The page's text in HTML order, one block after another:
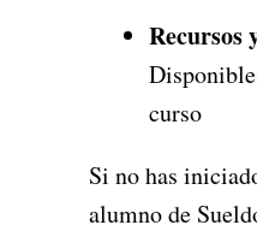
Recursos
curso
Si no has
alumno de